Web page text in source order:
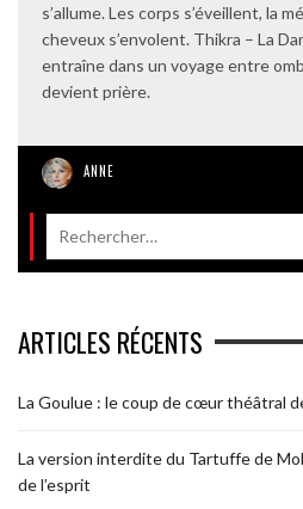
s’allume. Les corps s’éveillent, la
cheveux s’envolent. Thikra – La
entraîne dans un voyage entre
devient prière.
ANNE
ARTICLES RÉCENTS
La Goulue : le coup de cœur théâtral
La version interdite du Tartuffe de
de l’esprit